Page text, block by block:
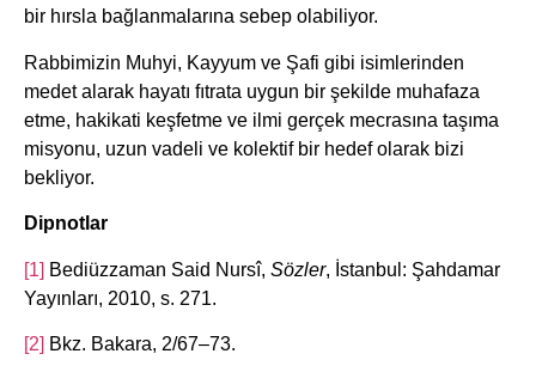
bir hırsla bağlanmalarına sebep olabiliyor.
Rabbimizin Muhyi, Kayyum ve Şafi gibi isimlerinden
medet alarak hayatı fıtrata uygun bir şekilde muhafaza
etme, hakikati keşfetme ve ilmi gerçek mecrasına taşıma
misyonu, uzun vadeli ve kolektif bir hedef olarak bizi
bekliyor.
Dipnotlar
[1] Bediüzzaman Said Nursî, Sözler, İstanbul: Şahdamar
Yayınları, 2010, s. 271.
[2] Bkz. Bakara, 2/67–73.